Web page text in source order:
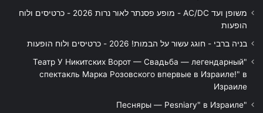
משופן ועד AC/DC - מופע פסנתר לאור נרות 2026 - כרטיסים ולוח
הופעות
בניה ברבי - חוגג עשור על הבמות! 2026 - כרטיסים ולוח הופעות
"Театр У Никитских Ворот — Свадьба — легендарный
спектакль Марка Розовского впервые в Израиле!" в
Израиле
"Песняры — Pesniary" в Израиле